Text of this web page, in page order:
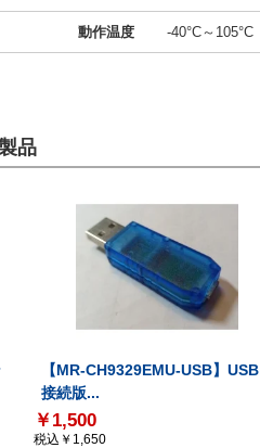
動作温度 -40°C～105°C
品
【MR-CH9329EMU-USB】USB
接続版...
￥1,500
税込￥1,650